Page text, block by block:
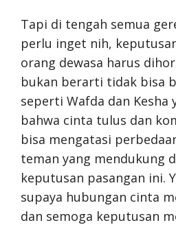
Tapi di tengah semua
perlu inget nih,
orang dewasa harus
bukan berarti tidak bisa
seperti Wafda dan Kesha
bahwa cinta tulus dan
bisa mengatasi
teman yang mendukung
keputusan pasangan ini.
supaya hubungan cinta
dan semoga keputusan